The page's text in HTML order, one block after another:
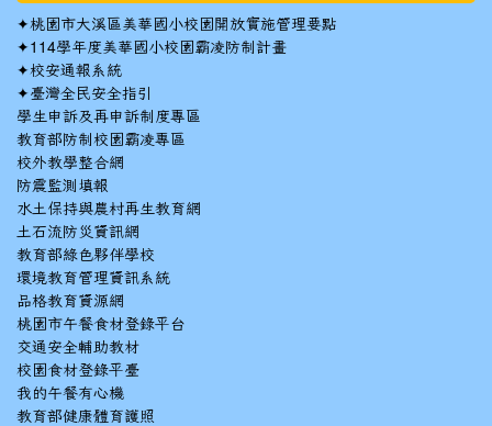
✦桃園市大溪區美華國小校園開放實施管理要點
✦114學年度美華國小校園霸凌防制計畫
✦校安通報系統
✦臺灣全民安全指引
學生申訴及再申訴制度專區
教育部防制校園霸凌專區
校外教學整合網
防震監測填報
水土保持與農村再生教育網
土石流防災資訊網
教育部綠色夥伴學校
環境教育管理資訊系統
品格教育資源網
桃園市午餐食材登錄平台
交通安全輔助教材
校園食材登錄平臺
我的午餐有心機
教育部健康體育護照